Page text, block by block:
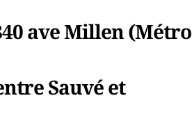
ave Millen (Métro
Sauvé et